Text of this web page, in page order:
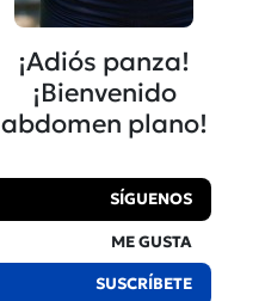
¡Adiós panza!
¡Bienvenido
abdomen plano!
SÍGUENOS
ME GUSTA
SUSCRÍBETE